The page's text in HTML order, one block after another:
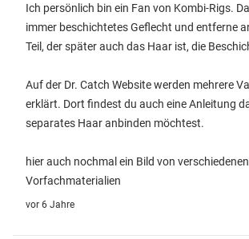
Ich persönlich bin ein Fan von Kombi-Rigs.
immer beschichtetes Geflecht und entferne
Teil, der später auch das Haar ist, die
Auf der Dr. Catch Website werden mehrere
erklärt. Dort findest du auch eine Anleitung
separates Haar anbinden möchtest.
hier auch nochmal ein Bild von verschiedenen
Vorfachmaterialien
vor 6 Jahre